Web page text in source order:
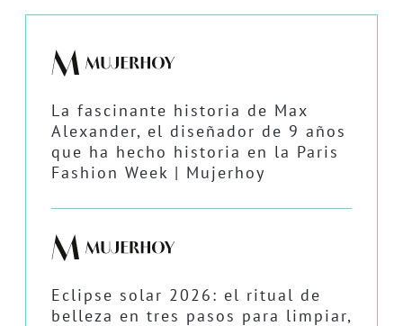
La fascinante historia de Max
Alexander, el diseñador de 9 años
que ha hecho historia en la Paris
Fashion Week | Mujerhoy
Eclipse solar 2026: el ritual de
belleza en tres pasos para limpiar,